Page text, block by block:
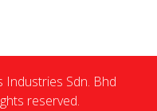
Sdn. Bhd
reserved.